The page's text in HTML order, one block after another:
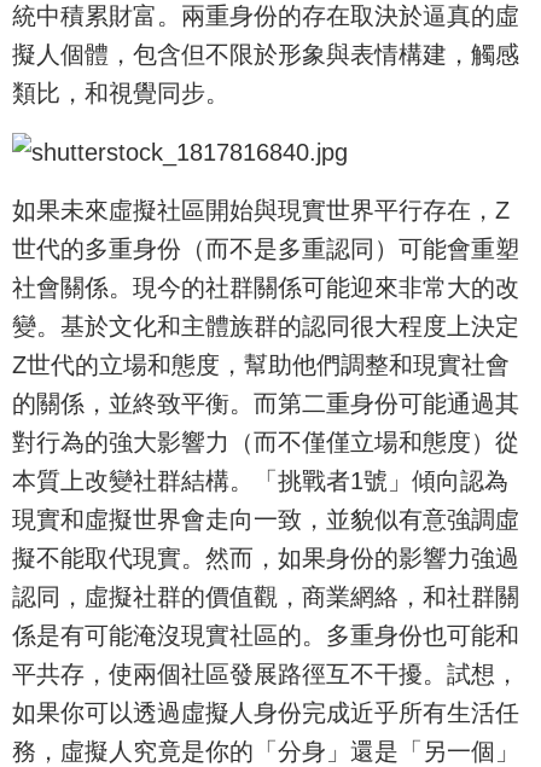
統中積累財富。兩重身份的存在取決於逼真的虛
擬人個體，包含但不限於形象與表情構建，觸感
類比，和視覺同步。
如果未來虛擬社區開始與現實世界平行存在，Z
世代的多重身份（而不是多重認同）可能會重塑
社會關係。現今的社群關係可能迎來非常大的改
變。基於文化和主體族群的認同很大程度上決定
Z世代的立場和態度，幫助他們調整和現實社會
的關係，並終致平衡。而第二重身份可能通過其
對行為的強大影響力（而不僅僅立場和態度）從
本質上改變社群結構。「挑戰者1號」傾向認為
現實和虛擬世界會走向一致，並貌似有意強調虛
擬不能取代現實。然而，如果身份的影響力強過
認同，虛擬社群的價值觀，商業網絡，和社群關
係是有可能淹沒現實社區的。多重身份也可能和
平共存，使兩個社區發展路徑互不干擾。試想，
如果你可以透過虛擬人身份完成近乎所有生活任
務，虛擬人究竟是你的「分身」還是「另一個」